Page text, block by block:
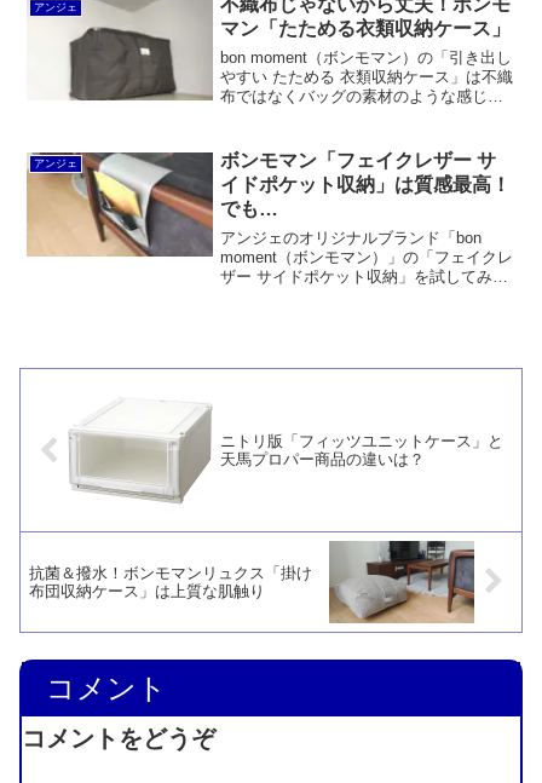
ド用ポケットにマチがないのが難点。
アンジェ
マン「たためる衣類収納ケース」
bon moment（ボンモマン）の「引き出し
やすい たためる 衣類収納ケース」は不織
布ではなくバッグの素材のような感じで
す。おまけに、見た目もとても素敵。こ
れで税込2,200円はむしろ安いと私は思い
ます。
アンジェ
ボンモマン「フェイクレザー サ
イドポケット収納」は質感最高！
でも…
アンジェのオリジナルブランド「bon
moment（ボンモマン）」の「フェイクレ
ザー サイドポケット収納」を試してみま
ニトリ版「フィッツユニットケース」と
天馬プロパー商品の違いは？
抗菌＆撥水！ボンモマンリュクス「掛け
布団収納ケース」は上質な肌触り
コメント
コメントをどうぞ